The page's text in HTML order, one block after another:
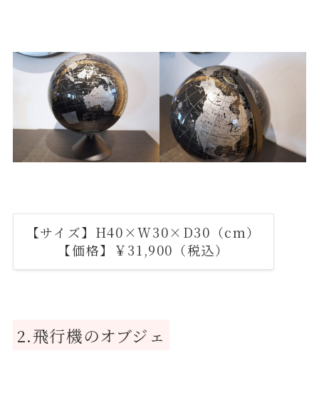
【サイズ】H40×W30×D30（cm）
【価格】￥31,900（税込）
2.飛行機のオブジェ